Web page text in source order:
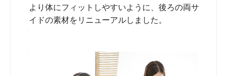
より体にフィットしやすいように、後ろの両サ
イドの素材をリニューアルしました。